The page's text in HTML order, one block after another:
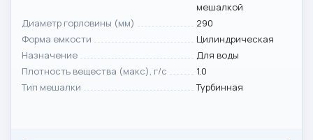
мешалкой
Диаметр горловины (мм)
290
Форма емкости
Цилиндрическая
Назначение
Для воды
Плотность вещества (макс), г/с
1.0
Тип мешалки
Турбинная